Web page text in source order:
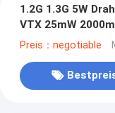
1.2G 1.3G 5W
VTX 25mW
Preis：negotiable